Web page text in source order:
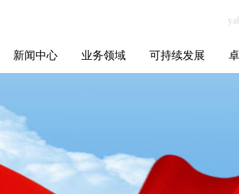
新闻中心
瑞丝塔化妆品贸
易有限公司新闻
业务领域 可持续发展